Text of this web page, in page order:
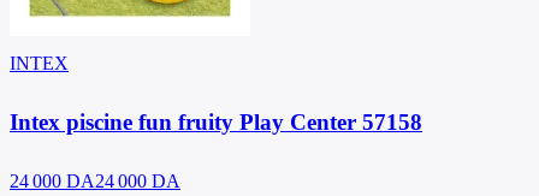
INTEX
Intex piscine fun fruity Play Center 57158
24 000 DA24 000 DA